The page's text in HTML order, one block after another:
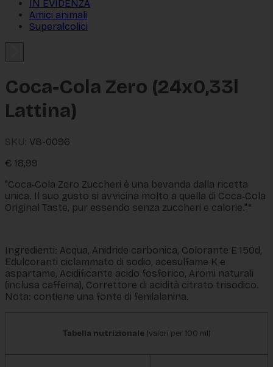
IN EVIDENZA
Amici animali
Superalcolici
Coca-Cola Zero (24x0,33l
Lattina)
SKU: VB-0096
€ 18,99
"Coca‑Cola Zero Zuccheri è una bevanda dalla ricetta
unica. Il suo gusto si avvicina molto a quella di Coca‑Cola
Original Taste, pur essendo senza zuccheri e calorie."*
Ingredienti: Acqua, Anidride carbonica, Colorante E 150d,
Edulcoranti ciclammato di sodio, acesulfame K e
aspartame, Acidificante acido fosforico, Aromi naturali
(inclusa caffeina), Correttore di acidità citrato trisodico.
Nota: contiene una fonte di fenilalanina.
Tabella nutrizionale (valori per 100 ml)